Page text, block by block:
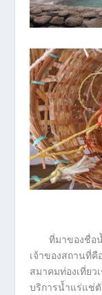
ที่มาของชื่
เจ้าของสถานที่
สมาคมท่องเที่ย
บริการน้ำแร่แช่